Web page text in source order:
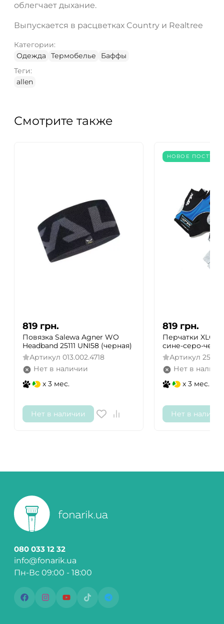
облегчает дыхание.
Выпускается в расцветках Country и Realtree
Категории:
Одежда
Термобелье
Баффы
Теги:
allen
Смотрите также
819 грн.
Повязка Salewa Agner WO
Headband 25111 UNI58 (черная)
Артикул 013.002.4718
Нет в наличии
x 3 мес.
Нет в наличии
НОВОЕ
819 грн.
Перчатки XLC
сине-серо-
Артикул
Нет в
x 3 мес.
Нет в
080 033 12 32
info@fonarik.ua
Пн-Вс 09:00 - 18:00